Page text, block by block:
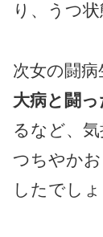
り、うつ
次女の闘
大病と闘っ
るなど、
つちやか
したでしょ